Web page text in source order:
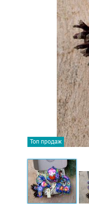
Топ продаж